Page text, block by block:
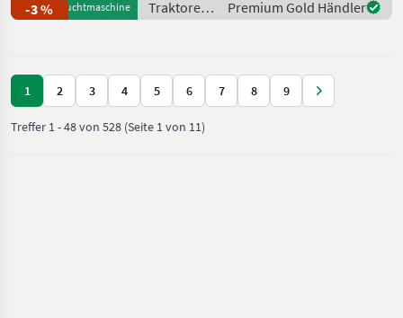
-3 %Gebrauchtmaschine
Ladeluftkühlung,
Traktoren
/ Claas
Premium Gold Händler
1 2 3 4 5 6 7 8 9
Treffer 1-48von 528 (Seite 1 von 11)